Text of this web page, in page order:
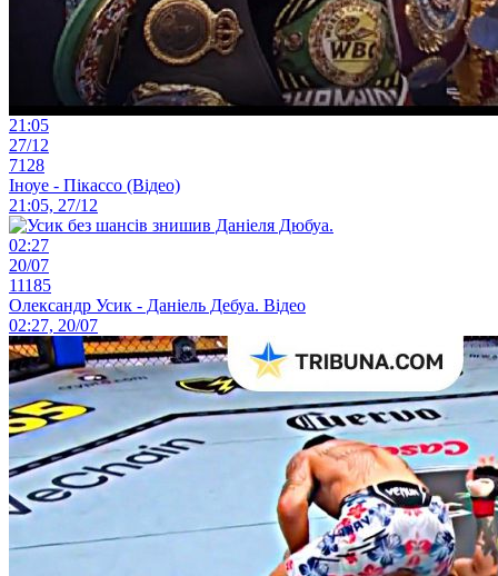
21:05
27/12
7128
Іноуе - Пікассо (Відео)
21:05, 27/12
02:27
20/07
11185
Олександр Усик - Даніель Дебуа. Відео
02:27, 20/07